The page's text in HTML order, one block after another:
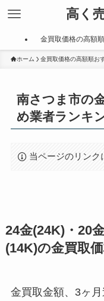
高く
金買取価格の高額
ホーム 金買取価格の高額順お
南さつま市の
め業者ランキ
当ページのリンク
24金(24K)・20
(14K)の金買取
金買取金額、3ヶ月